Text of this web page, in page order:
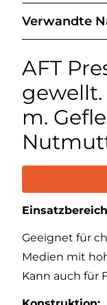
Verwandte
AFT
gewellt.
m.
Geeignet für
Medien mit
Kann auch für